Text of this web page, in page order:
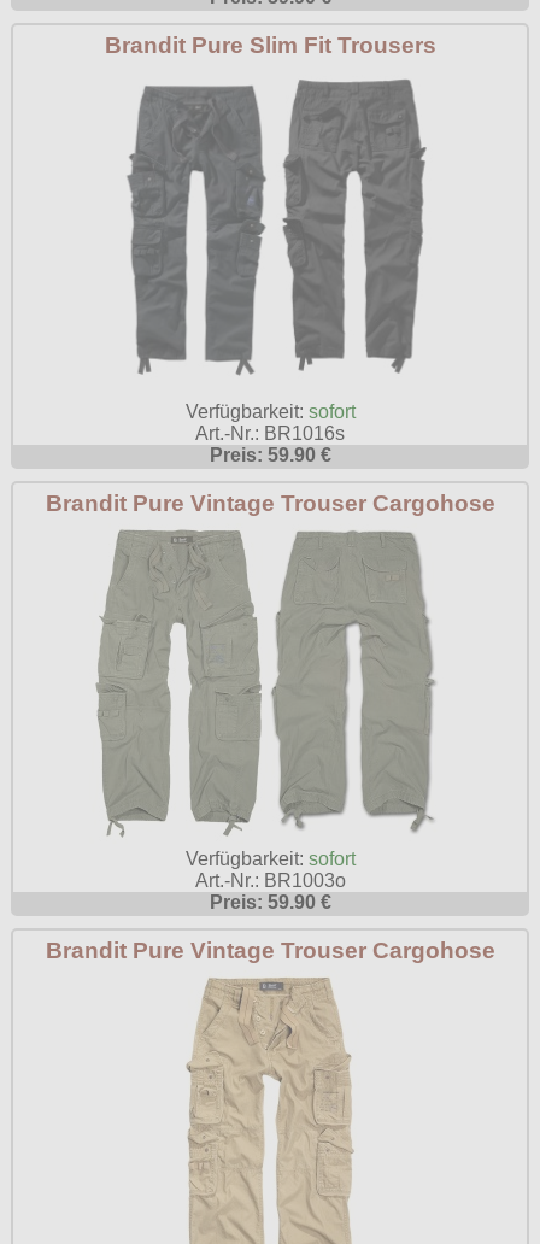
Poizen Industries
Relco
Restyle
Rockabella
Sinister
Spin Doctor
Surplus
Vixxsin
Voodoo Vixen
Warrior Clothing
Gothic Shop
Hot Rod
Punkrock
Rockabilly
Mods
Brandit Pure Slim Fit Trousers
Verfügbarkeit: sofort
Art.-Nr.: BR1016s
Preis: 59.90 €
Brandit Pure Vintage Trouser Cargohose
Verfügbarkeit: sofort
Art.-Nr.: BR1003o
Preis: 59.90 €
Brandit Pure Vintage Trouser Cargohose